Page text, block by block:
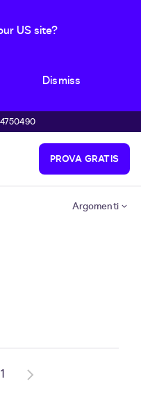
US site?
Dismiss
PROVA GRATIS
Argomenti
1
Go